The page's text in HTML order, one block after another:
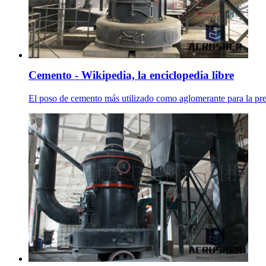
Cemento - Wikipedia, la enciclopedia libre
El poso de cemento más utilizado como aglomerante para la